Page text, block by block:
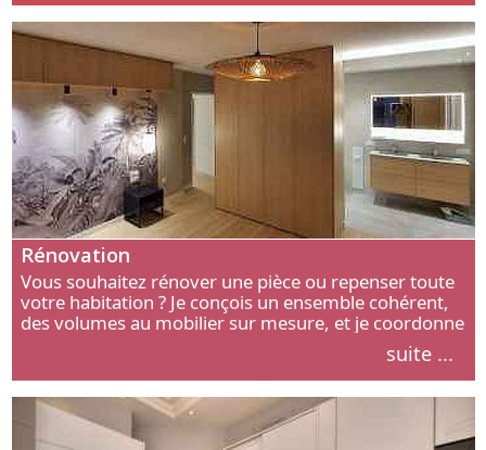
Rénovation
Vous souhaitez rénover une pièce ou repenser toute
votre habitation ? Je conçois un ensemble cohérent,
des volumes au mobilier sur mesure, et je coordonne
suite ...